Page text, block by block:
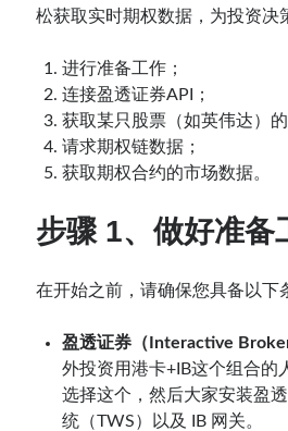
松获取实时期权数据，为投资决
进行准备工作；
连接盈透证券API；
获取某只股票（如英伟达）
请求期权链数据；
获取期权合约的市场数据。
步骤 1、做好准备
在开始之前，请确保您具备以下
盈透证券（ Interactive
外投资用港卡+IB这个组合的
选择这个，然后大家安装盈
统（TWS）以及 IB 网关。